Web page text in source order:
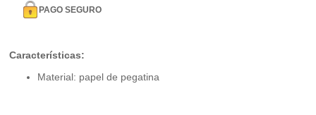
PAGO SEGURO
Características:
Material: papel de pegatina